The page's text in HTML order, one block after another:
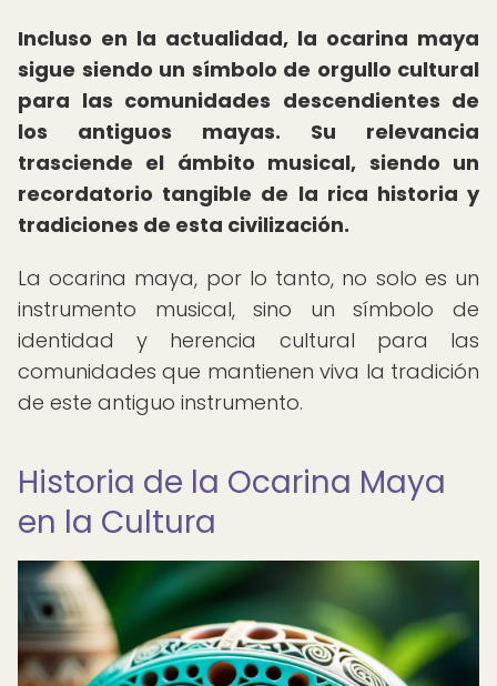
Incluso en la actualidad, la ocarina maya
sigue siendo un símbolo de orgullo cultural
para las comunidades descendientes de
los antiguos mayas.
Su relevancia
trasciende el ámbito musical, siendo un
recordatorio tangible de la rica historia y
tradiciones de esta civilización.
La ocarina maya, por lo tanto, no solo es un
instrumento musical, sino un símbolo de
identidad y herencia cultural para las
comunidades que mantienen viva la tradición
de este antiguo instrumento.
Historia de la Ocarina Maya
en la Cultura